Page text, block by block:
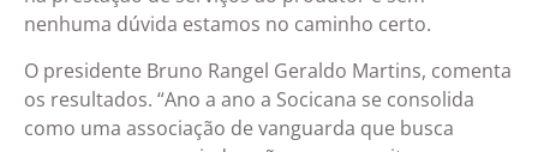
nenhuma dúvida estamos no caminho certo.
O presidente Bruno Rangel Geraldo Martins, comenta
os resultados. “Ano a ano a Socicana se consolida
como uma associação de vanguarda que busca